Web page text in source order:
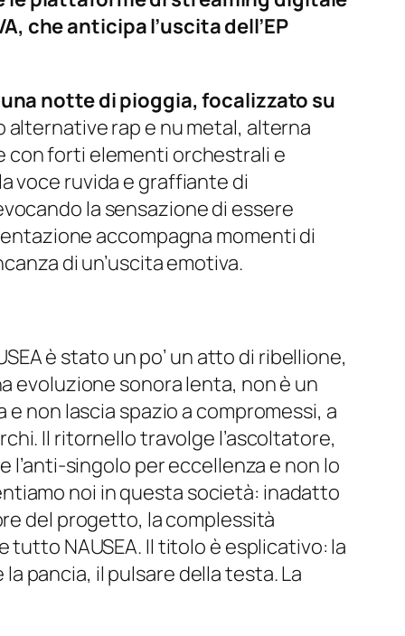
che anticipa l’uscita dell’EP
notte di pioggia, focalizzato su
rap e nu metal, alterna
con forti elementi orchestrali e
voce ruvida e graffiante di
la sensazione di essere
accompagna momenti di
di un’uscita emotiva.
è stato un po’ un atto di ribellione,
evoluzione sonora lenta, non è un
non lascia spazio a compromessi, a
Il ritornello travolge l’ascoltatore,
l’anti-singolo per eccellenza e non lo
noi in questa società: inadatto
del progetto, la complessità
tutto NAUSEA. Il titolo è esplicativo: la
pancia, il pulsare della testa. La